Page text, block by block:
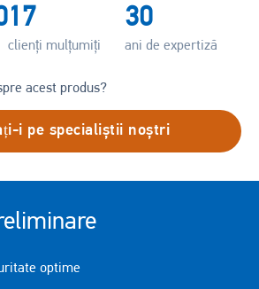
17
clienți mulțumiți
30
ani de expertiză
acest produs?
i pe specialiștii noștri
optime